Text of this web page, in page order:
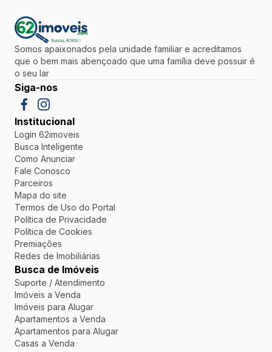
Somos apaixonados pela unidade familiar e acreditamos
que o bem mais abençoado que uma família deve possuir é
o seu lar
Siga-nos
Institucional
Login 62imoveis
Busca Inteligente
Como Anunciar
Fale Conosco
Parceiros
Mapa do site
Termos de Uso do Portal
Política de Privacidade
Política de Cookies
Premiações
Redes de Imobiliárias
Busca de Imóveis
Suporte / Atendimento
Imóveis a Venda
Imóveis para Alugar
Apartamentos a Venda
Apartamentos para Alugar
Casas a Venda